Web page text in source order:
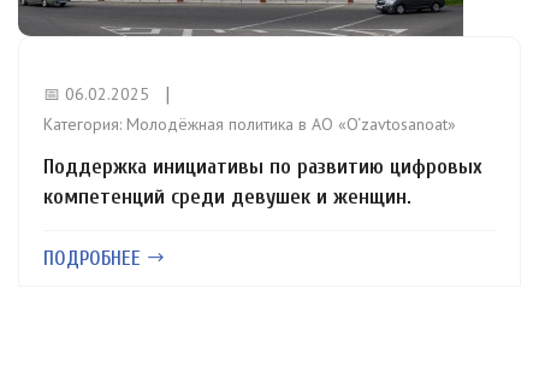
📅 06.02.2025
Категория: Молодёжная политика в АО «O‘zavtosanoat»
Поддержка инициативы по развитию цифровых
компетенций среди девушек и женщин.
ПОДРОБНЕЕ